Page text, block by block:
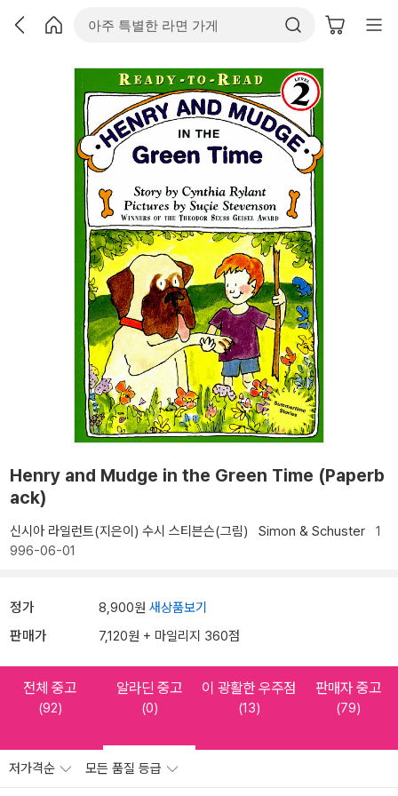
Henry and Mudge in the Green Time (Paperb
ack)
신시아 라일런트(지은이) 수시 스티븐슨(그림) Simon & Schuster 1
996-06-01
정가 8,900원 새상품보기
판매가 7,120원 + 마일리지 360점
전체 중고
(92)
알라딘 중고
(0)
이 광활한 우주점
(13)
판매자 중고
(79)
저가격순 모든 품질 등급